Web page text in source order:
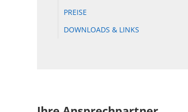
PREISE
DOWNLOADS & LINKS